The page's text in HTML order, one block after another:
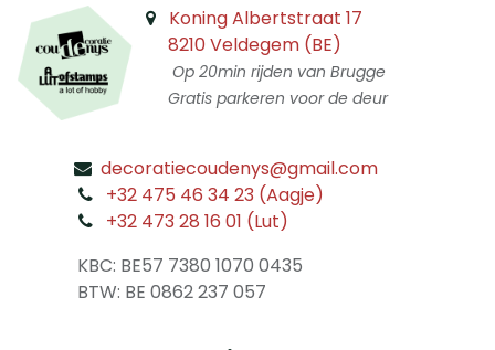
Koning Albertstraat 17
8210 Veldegem (BE)
Op 20min rijden van Brugge
Gratis parkeren voor de deur
decoratiecoudenys@gmail.com
+32 475 46 34 23 (Aagje)
+32 473 28 16 01 (Lut)
KBC: BE57 7380 1070 0435
​ BTW: BE 0862 237 057